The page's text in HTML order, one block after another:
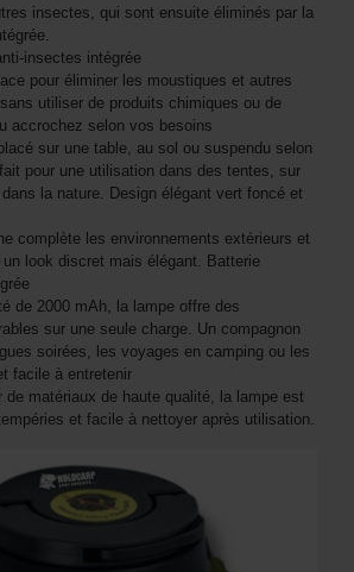
insectes, qui sont ensuite éliminés par la
insectes intégrée
pour éliminer les moustiques et autres
utiliser de produits chimiques ou de
accrochez selon vos besoins
sur une table, au sol ou suspendu selon
pour une utilisation dans des tentes, sur
la nature. Design élégant vert foncé et
complète les environnements extérieurs et
look discret mais élégant. Batterie
de 2000 mAh, la lampe offre des
sur une seule charge. Un compagnon
soirées, les voyages en camping ou les
facile à entretenir
de matériaux de haute qualité, la lampe est
et facile à nettoyer après utilisation.